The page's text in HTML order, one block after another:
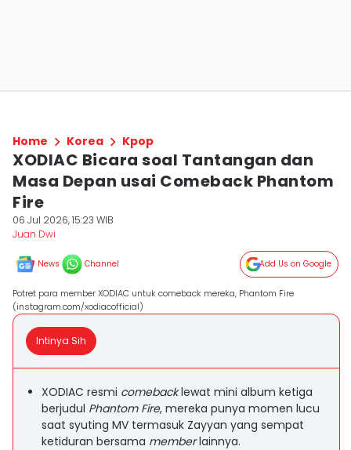
Home Korea Kpop
XODIAC Bicara soal Tantangan dan
Masa Depan usai Comeback Phantom
Fire
06 Jul 2026, 15:23 WIB
Juan Dwi
News Channel Add Us on Google
Potret para member XODIAC untuk comeback mereka, Phantom Fire
(instagram.com/xodiacofficial)
Intinya Sih
XODIAC resmi comebacklewat mini album ketiga
berjudul Phantom Fire, mereka punya momen lucu
saat syuting MV termasuk Zayyan yang sempat
ketiduran bersama memberlainnya.